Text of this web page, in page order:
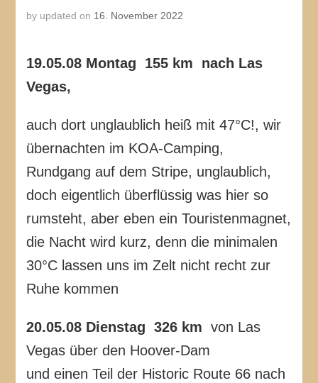
by updated on 16. November 2022
19.05.08 Montag 155 km nach Las
Vegas,
auch dort unglaublich heiß mit 47°C!, wir
übernachten im KOA-Camping,
Rundgang auf dem Stripe, unglaublich,
doch eigentlich überflüssig was hier so
rumsteht, aber eben ein Touristenmagnet,
die Nacht wird kurz, denn die minimalen
30°C lassen uns im Zelt nicht recht zur
Ruhe kommen
20.05.08 Dienstag 326 km von Las
Vegas über den Hoover-Dam
und einen Teil der Historic Route 66 nach